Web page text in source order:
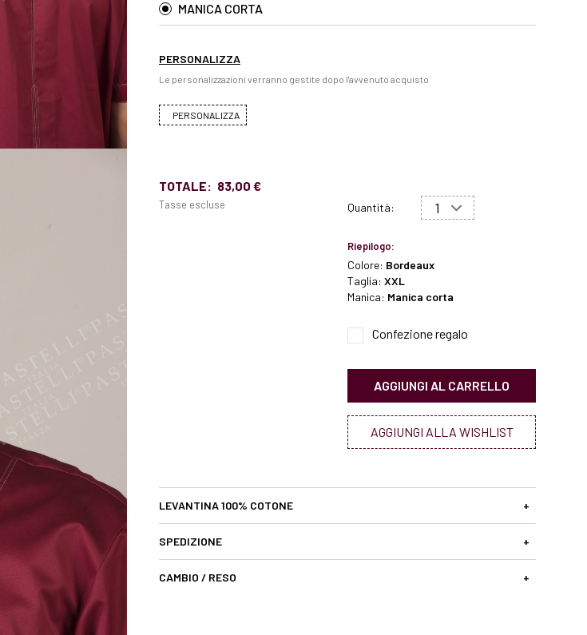
MANICA CORTA
PERSONALIZZA
Le personalizzazioni verranno gestite dopo l'avvenuto acquisto
PERSONALIZZA
TOTALE: 83,00 €
Tasse escluse Quantità:
Riepilogo:
Colore: Bordeaux
Taglia: XXL
Manica: Manica corta
Confezione regalo
AGGIUNGI AL CARRELLO
AGGIUNGI ALLA WISHLIST
LEVANTINA 100% COTONE +
SPEDIZIONE +
CAMBIO / RESO +